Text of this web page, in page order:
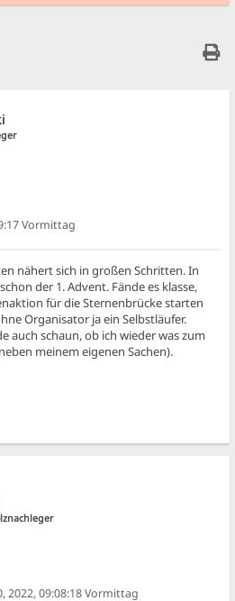
Vormittag
nähert sich in großen Schritten. In
der 1. Advent. Fände es klasse,
für die Sternenbrücke starten
Organisator ja ein Selbstläufer.
auch schaun, ob ich wieder was zum
meinem eigenen Sachen).
2022, 09:08:18 Vormittag